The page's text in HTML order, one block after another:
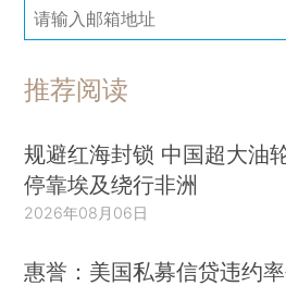
推荐阅读
规避红海封锁 中国超大油
停靠埃及绕行非洲
2026年08月06日
惠誉：美国私募信贷违约